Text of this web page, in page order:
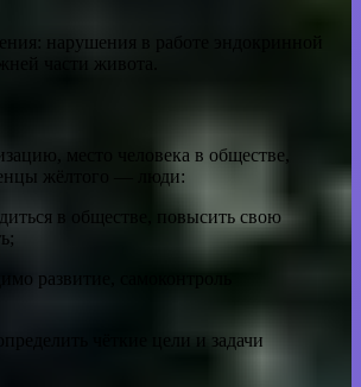
нарушения в работе эндокринной
части живота.
место человека в обществе,
жёлтого — люди:
в обществе, повысить свою
развитие, самоконтроль
чёткие цели и задачи